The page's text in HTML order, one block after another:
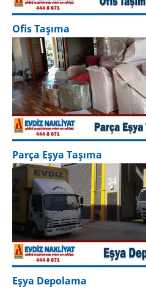
Ofis Taşıma
Parça Eşya Taşıma
Eşya Depolama